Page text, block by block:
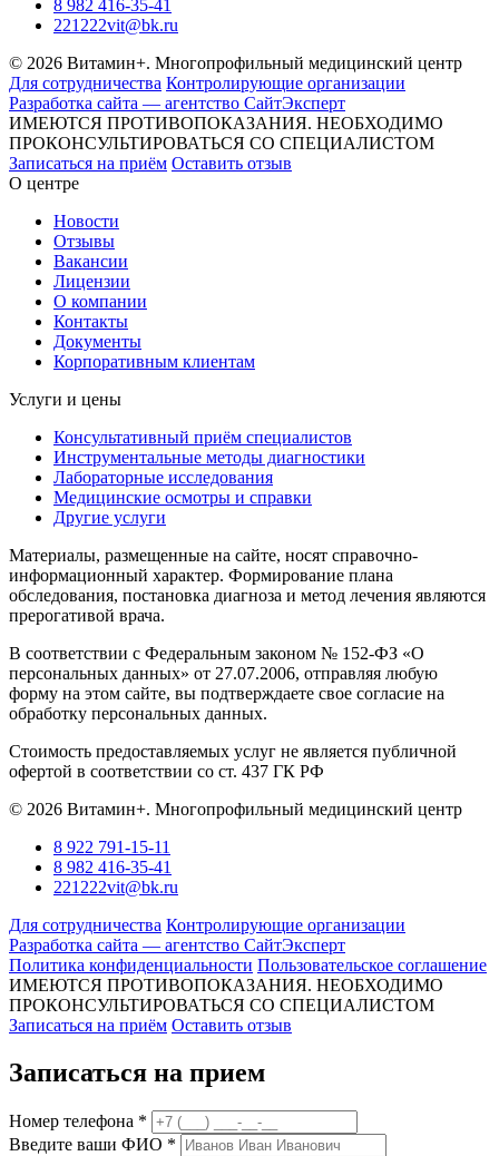
8 982 416-35-41
221222vit@bk.ru
© 2026 Витамин+. Многопрофильный медицинский центр
Для сотрудничества Контролирующие организации
Разработка сайта — агентство СайтЭксперт
ИМЕЮТСЯ ПРОТИВОПОКАЗАНИЯ. НЕОБХОДИМО
ПРОКОНСУЛЬТИРОВАТЬСЯ СО СПЕЦИАЛИСТОМ
Записаться на приём Оставить отзыв
О центре
Новости
Отзывы
Вакансии
Лицензии
О компании
Контакты
Документы
Корпоративным клиентам
Услуги и цены
Консультативный приём специалистов
Инструментальные методы диагностики
Лабораторные исследования
Медицинские осмотры и справки
Другие услуги
Материалы, размещенные на сайте, носят справочно-
информационный характер. Формирование плана
обследования, постановка диагноза и метод лечения являются
прерогативой врача.
В соответствии с Федеральным законом № 152-ФЗ «О
персональных данных» от 27.07.2006, отправляя любую
форму на этом сайте, вы подтверждаете свое согласие на
обработку персональных данных.
Стоимость предоставляемых услуг не является публичной
офертой в соответствии со ст. 437 ГК РФ
© 2026 Витамин+. Многопрофильный медицинский центр
8 922 791-15-11
8 982 416-35-41
221222vit@bk.ru
Для сотрудничества Контролирующие организации
Разработка сайта — агентство СайтЭксперт
Политика конфиденциальности Пользовательское соглашение
ИМЕЮТСЯ ПРОТИВОПОКАЗАНИЯ. НЕОБХОДИМО
ПРОКОНСУЛЬТИРОВАТЬСЯ СО СПЕЦИАЛИСТОМ
Записаться на приём Оставить отзыв
Записаться на прием
Номер телефона *
Введите ваши ФИО *